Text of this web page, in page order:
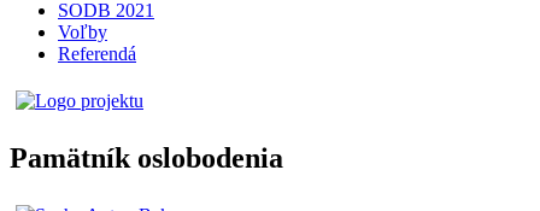
SODB 2021
Voľby
Referendá
Pamätník oslobodenia